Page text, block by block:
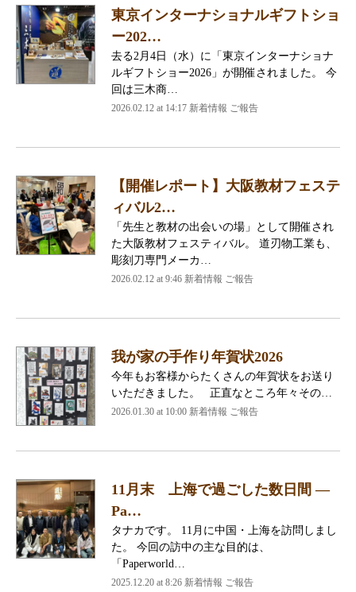
東京インターナショナルギフトショ
ー202…
去る2月4日（水）に「東京インターナショナ
ルギフトショー2026」が開催されました。 今
回は三木商…
2026.02.12 at 14:17 新着情報 ご報告
【開催レポート】大阪教材フェステ
ィバル2…
「先生と教材の出会いの場」として開催され
た大阪教材フェスティバル。 道刃物工業も、
彫刻刀専門メーカ…
2026.02.12 at 9:46 新着情報 ご報告
我が家の手作り年賀状2026
今年もお客様からたくさんの年賀状をお送り
いただきました。 正直なところ年々その…
2026.01.30 at 10:00 新着情報 ご報告
11月末 上海で過ごした数日間 ―
Pa…
タナカです。 11月に中国・上海を訪問しまし
た。 今回の訪中の主な目的は、
「Paperworld…
2025.12.20 at 8:26 新着情報 ご報告